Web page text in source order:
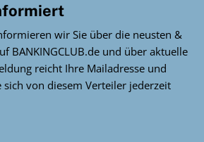
wir Sie über die neusten &
BANKINGCLUB.de und über aktuelle
reicht Ihre Mailadresse und
von diesem Verteiler jederzeit